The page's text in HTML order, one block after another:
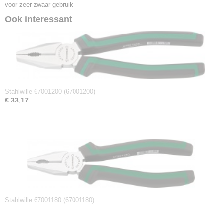
Productcode leverancier
65013180
Afmetingen (l,b,h)
18 x 5,50 x 2,60 cm
voor zeer zwaar gebruik.
Ook interessant
Stahlwille 67001200 (67001200)
€ 33,17
Stahlwille 67001180 (67001180)